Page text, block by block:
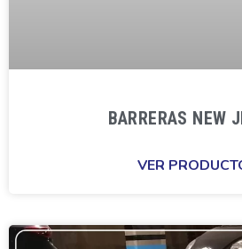
BARRERAS NEW
VER